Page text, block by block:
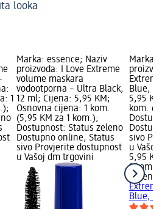
looka
1
Marka: essence; Naziv
proizvoda: I Love Extreme
volume maskara
vodootporna – Ultra Black,
12 ml; Cijena: 5,95 KM;
Osnovna cijena: 1 kom.
(5,95 KM za 1 kom.);
Dostupnost: Status zeleno
Dostupno online, Status
sivo Provjerite dostupnost
u Vašoj dm trgovini
Marka:
Extreme
Blue,
5,95
kom.
sivo
u Vašoj
5,95 KM
1 kom.
essence
Extreme
Blue, 12